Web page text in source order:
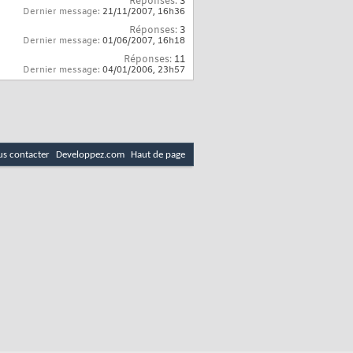
Dernier message: 21/11/2007, 16h36
Réponses: 3
Dernier message: 01/06/2007, 16h18
Réponses: 11
Dernier message: 04/01/2006, 23h57
contacter Developpez.com Haut de page